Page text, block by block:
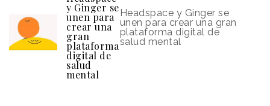
y Ginger se
unen para
crear una
gran
plataforma
digital de
salud
mental
Headspace y Ginger se
unen para crear una gran
plataforma digital de
salud mental